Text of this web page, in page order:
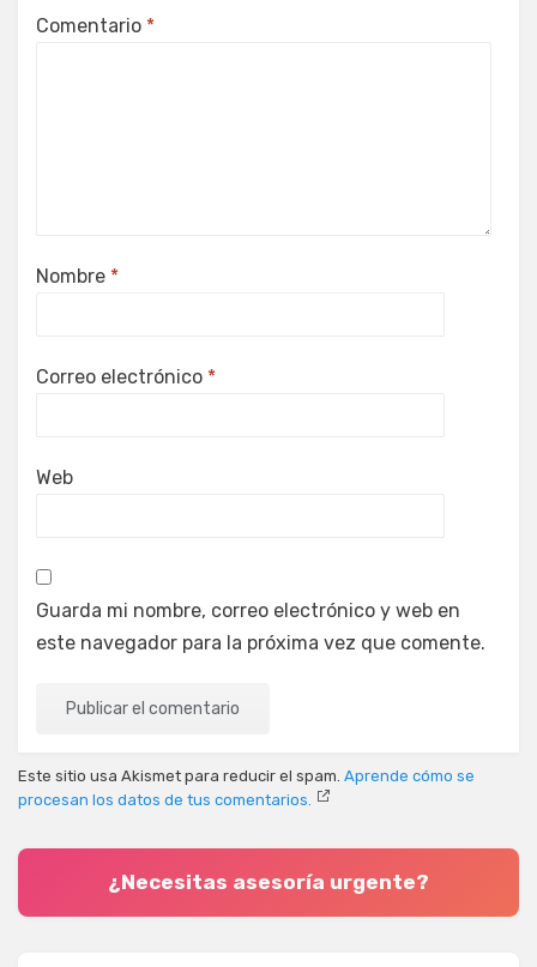
Comentario *
Nombre *
Correo electrónico *
Web
Guarda mi nombre, correo electrónico y web en
este navegador para la próxima vez que comente.
Este sitio usa Akismet para reducir el spam. Aprende cómo se
procesan los datos de tus comentarios.
¿Necesitas asesoría urgente?